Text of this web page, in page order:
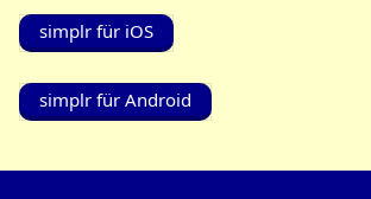
simplr für iOS
simplr für Android